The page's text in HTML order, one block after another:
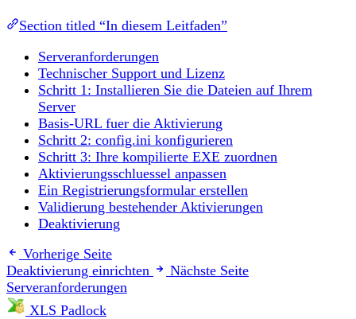
Section titled “In diesem Leitfaden”
Serveranforderungen
Technischer Support und Lizenz
Schritt 1: Installieren Sie die Dateien auf Ihrem
Server
Basis-URL fuer die Aktivierung
Schritt 2: config.ini konfigurieren
Schritt 3: Ihre kompilierte EXE zuordnen
Aktivierungsschluessel anpassen
Ein Registrierungsformular erstellen
Validierung bestehender Aktivierungen
Deaktivierung
Vorherige Seite
Deaktivierung einrichten
Nächste Seite
Serveranforderungen
XLS Padlock